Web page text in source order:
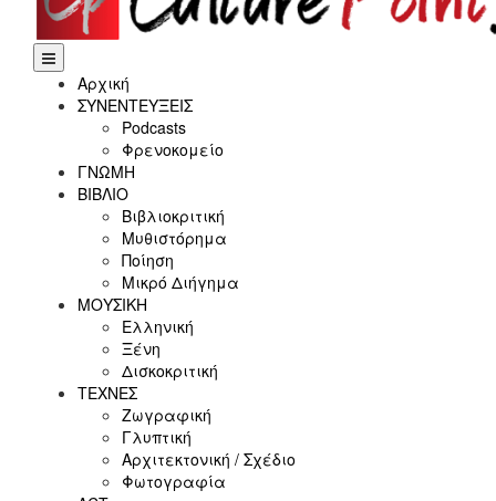
Αρχική
ΣΥΝΕΝΤΕΥΞΕΙΣ
Podcasts
Φρενοκομείο
ΓΝΩΜΗ
ΒΙΒΛΙΟ
Βιβλιοκριτική
Μυθιστόρημα
Ποίηση
Μικρό Διήγημα
ΜΟΥΣΙΚΗ
Ελληνική
Ξένη
Δισκοκριτική
ΤΕΧΝΕΣ
Ζωγραφική
Γλυπτική
Αρχιτεκτονική / Σχέδιο
Φωτογραφία